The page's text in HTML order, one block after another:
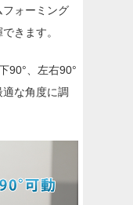
フォーミング
きます。
90°、左右90°
な角度に調